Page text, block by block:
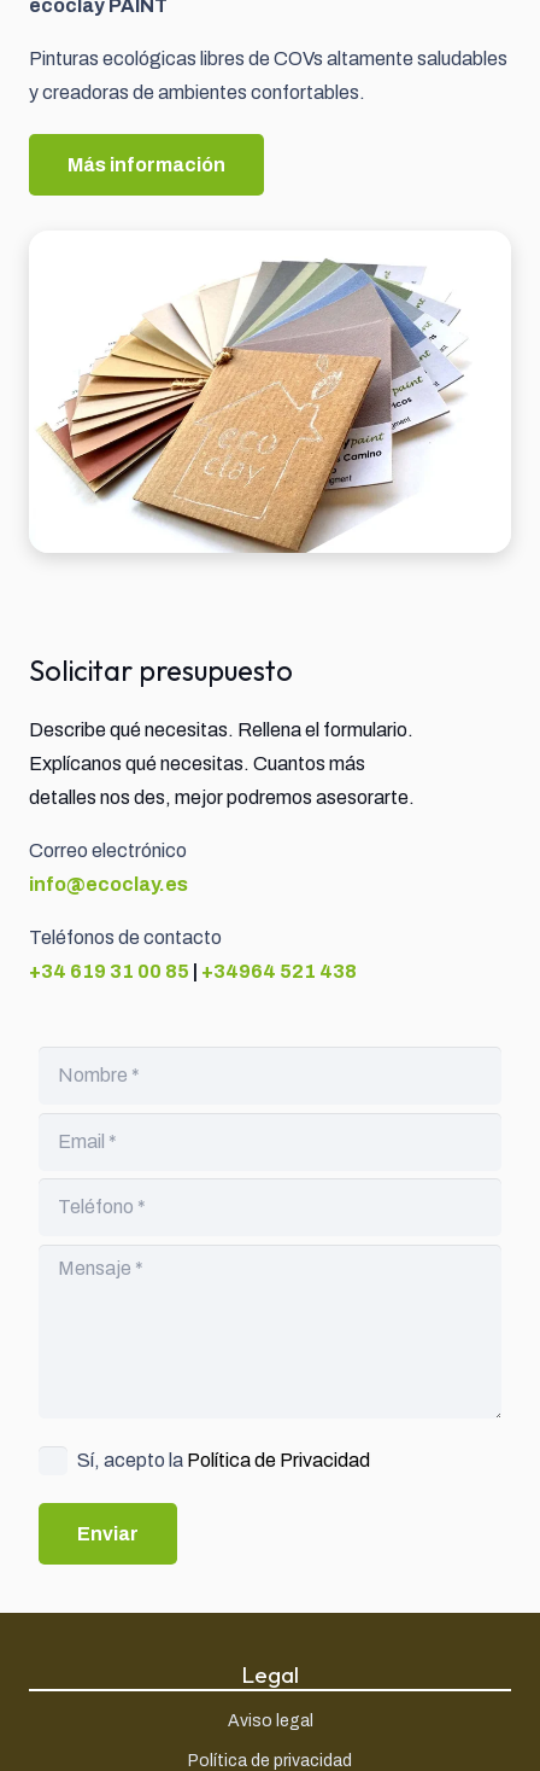
ecoclay PAINT
Pinturas ecológicas libres de COVs altamente saludables
y creadoras de ambientes confortables.
Más información
Solicitar presupuesto
Describe qué necesitas. Rellena el formulario.
Explícanos qué necesitas. Cuantos más
detalles nos des, mejor podremos asesorarte.
Correo electrónico
info@ecoclay.es
Teléfonos de contacto
+34 619 31 00 85
+34964 521 438
Sí, acepto la Política de Privacidad
Legal
Aviso legal
Política de privacidad